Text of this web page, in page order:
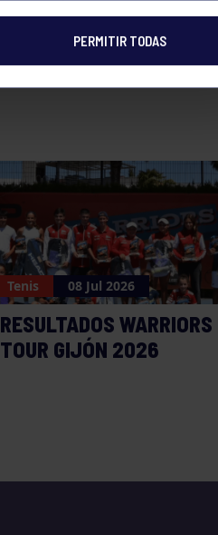
PERMITIR TODAS
Comparte
Tenis 08 Jul 2026
RESULTADOS WARRIORS
TOUR GIJÓN 2026